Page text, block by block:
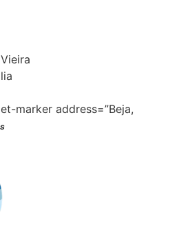
marker address=”Beja,